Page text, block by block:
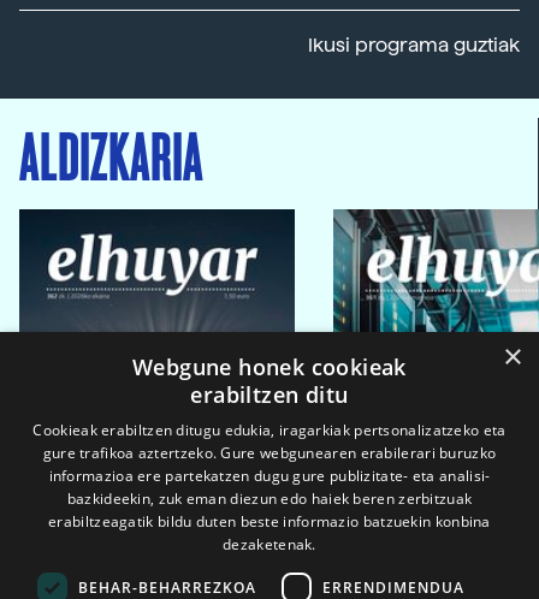
Ikusi programa guztiak
ALDIZKARIA
×
Webgune honek cookieak
erabiltzen ditu
Cookieak erabiltzen ditugu edukia, iragarkiak pertsonalizatzeko eta
gure trafikoa aztertzeko. Gure webgunearen erabilerari buruzko
informazioa ere partekatzen dugu gure publizitate- eta analisi-
bazkideekin, zuk eman diezun edo haiek beren zerbitzuak
erabiltzeagatik bildu duten beste informazio batzuekin konbina
dezaketenak.
BEHAR-BEHARREZKOA ERRENDIMENDUA